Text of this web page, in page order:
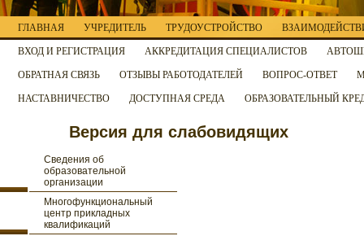
ГЛАВНАЯ УЧРЕДИТЕЛЬ ТРУДОУСТРОЙСТВО
ВХОД И РЕГИСТРАЦИЯ АККРЕДИТАЦИЯ СПЕЦИАЛИСТОВ
ОБРАТНАЯ СВЯЗЬ ОТЗЫВЫ РАБОТОДАТЕЛЕЙ ВОПРОС-ОТВЕТ
НАСТАВНИЧЕСТВО ДОСТУПНАЯ СРЕДА ОБРАЗОВАТЕЛЬНЫЙ
Версия для слабовидящих
Сведения об
образовательной
организации
Многофункциональный
центр прикладных
квалификаций